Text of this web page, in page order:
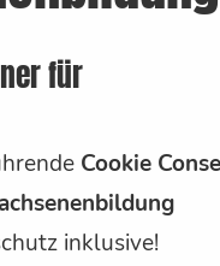
für
Cookie
inklusive!